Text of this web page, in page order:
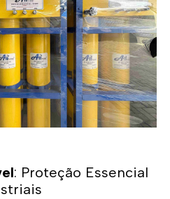
: Proteção Essencial